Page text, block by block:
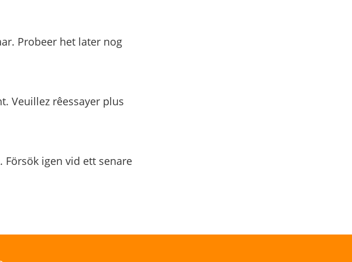
Probeer het later nog
Veuillez rêessayer plus
igen vid ett senare